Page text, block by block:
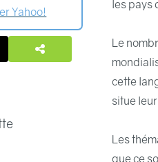
les pays
Le
cette
situe
Les
que ce
Yahoo!